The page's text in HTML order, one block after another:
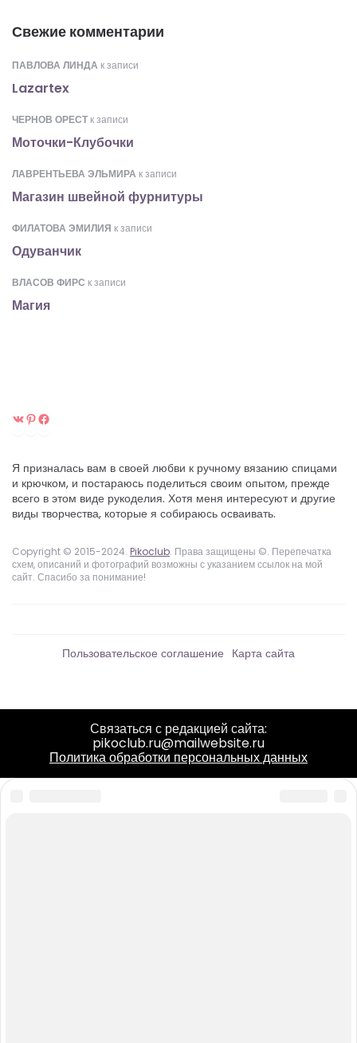
Свежие комментарии
ПАВЛОВА ЛИНДА к записи
Lazartex
ЧЕРНОВ ОРЕСТ к записи
Моточки-Клубочки
ЛАВРЕНТЬЕВА ЭЛЬМИРА к записи
Магазин швейной фурнитуры
ФИЛАТОВА ЭМИЛИЯ к записи
Одуванчик
ВЛАСОВ ФИРС к записи
Магия
ВКонтакте
Pinterest
Я призналась вам в своей любви к ручному вязанию спицами
и крючком, и постараюсь поделиться своим опытом, прежде
всего в этом виде рукоделия. Хотя меня интересуют и другие
виды творчества, которые я собираюсь осваивать.
Copyright © 2015-2024. Pikoclub. Права защищены ©. Перепечатка
схем, описаний и фотографий возможны с указанием ссылок на мой
сайт. Спасибо за понимание!
Пользовательское соглашение Карта сайта
Связаться с редакцией сайта:
pikoclub.ru@mailwebsite.ru
Политика обработки персональных данных